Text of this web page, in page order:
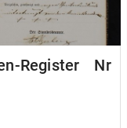
Register Nr